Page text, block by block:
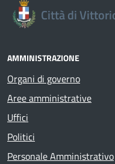
Città di
AMMINISTRAZIONE
Organi di governo
Aree amministrative
Uffici
Politici
Personale Amministrativo